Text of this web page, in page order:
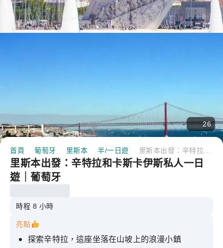
26
首頁 葡萄牙 里斯本 半/一日遊
里斯本出發：辛特拉和卡斯卡伊斯私人一日
遊｜葡萄牙
時程 8 小時
亮點
探索辛特拉，這座坐落在山坡上的浪漫小鎮